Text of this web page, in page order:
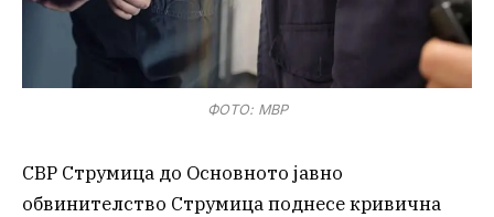
ФОТО: МВР
СВР Струмица до Основното јавно
обвинителство Струмица поднесе кривична